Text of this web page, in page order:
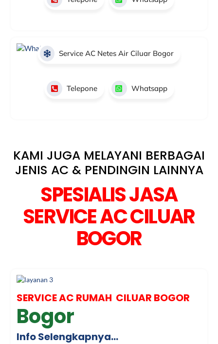
Service AC Netes Air Ciluar Bogor
Telepone Whatsapp
KAMI JUGA MELAYANI BERBAGAI
JENIS AC & PENDINGIN LAINNYA
SPESIALIS JASA
SERVICE AC CILUAR
BOGOR
SERVICE AC RUMAH CILUAR BOGOR
Bogor
Info Selengkapnya…